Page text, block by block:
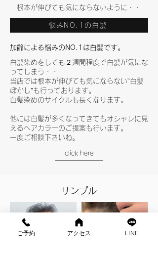
​根本が伸びても気にならないように・・
悩みNO.1の白髪
​加齢による悩みのNO.1は白髪です。​​
白髪染めをしても２週間程度で白髪が気にな
ってしまう・・
当店では根本が伸びても気にならない”白髪
ぼかし”も行っております。
白髪染めのサイクルも長くなります。
他には白髪が多くなってきてもオシャレに見
えるヘアカラーのご提案も行います。
​一度ご相談下さいね。
click here
​サンプル
ご予約 アクセス LINE